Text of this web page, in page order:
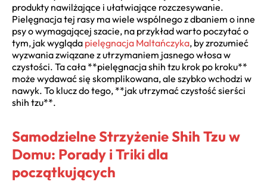
produkty nawilżające i ułatwiające rozczesywanie.
Pielęgnacja tej rasy ma wiele wspólnego z dbaniem o inne
psy o wymagającej szacie, na przykład warto poczytać o
tym, jak wygląda pielęgnacja Maltańczyka, by zrozumieć
wyzwania związane z utrzymaniem jasnego włosa w
czystości. Ta cała **pielęgnacja shih tzu krok po kroku**
może wydawać się skomplikowana, ale szybko wchodzi w
nawyk. To klucz do tego, **jak utrzymać czystość sierści
shih tzu**.
Samodzielne Strzyżenie Shih Tzu w
Domu: Porady i Triki dla
początkujących